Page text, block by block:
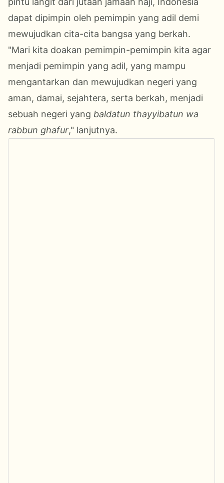
dapat dipimpin oleh pemimpin yang adil demi
mewujudkan cita-cita bangsa yang berkah.
"Mari kita doakan pemimpin-pemimpin kita agar
menjadi pemimpin yang adil, yang mampu
mengantarkan dan mewujudkan negeri yang
aman, damai, sejahtera, serta berkah, menjadi
sebuah negeri yang baldatun thayyibatun wa
rabbun ghafur," lanjutnya.